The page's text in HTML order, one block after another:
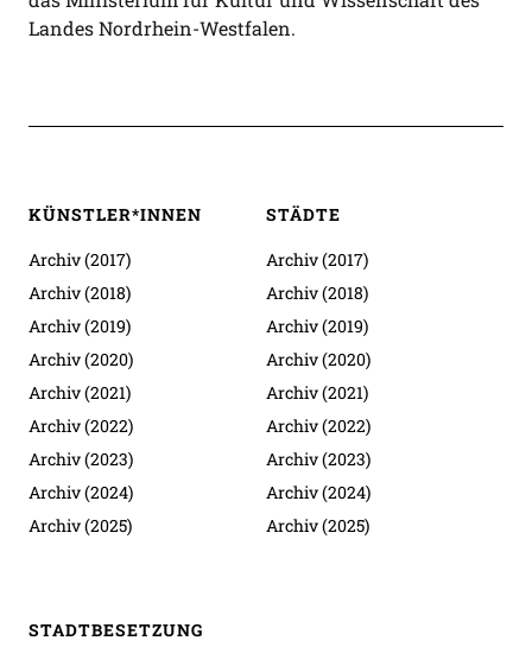
Landes Nordrhein-Westfalen.
KÜNSTLER*INNEN
Archiv (2017)
Archiv (2018)
Archiv (2019)
Archiv (2020)
Archiv (2021)
Archiv (2022)
Archiv (2023)
Archiv (2024)
Archiv (2025)
STÄDTE
Archiv (2017)
Archiv (2018)
Archiv (2019)
Archiv (2020)
Archiv (2021)
Archiv (2022)
Archiv (2023)
Archiv (2024)
Archiv (2025)
STADTBESETZUNG